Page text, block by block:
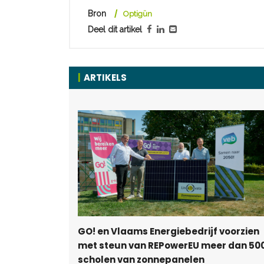
Bron Optigün
Deel dit artikel
ARTIKELS
GO! en Vlaams Energiebedrijf voorzien
met steun van REPowerEU meer dan
scholen van zonnepanelen